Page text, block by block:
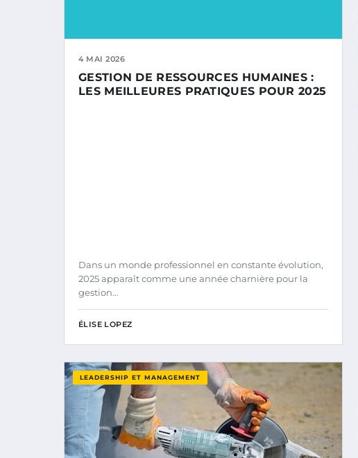
4 MAI 2026
GESTION DE RESSOURCES HUMAINES :
LES MEILLEURES PRATIQUES POUR 2025
Dans un monde professionnel en constante évolution,
2025 apparaît comme une année charnière pour la
gestion…
ÉLISE LOPEZ
LEADERSHIP ET MANAGEMENT